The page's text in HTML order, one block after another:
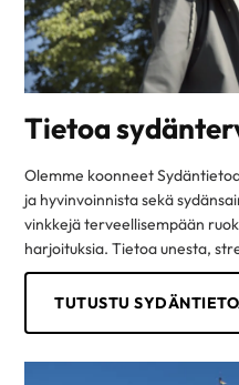
Tietoa
Olemme koonneet
ja hyvinvoinnista sekä
vinkkejä terveellisempään
harjoituksia. Tietoa unesta,
TUTUSTU